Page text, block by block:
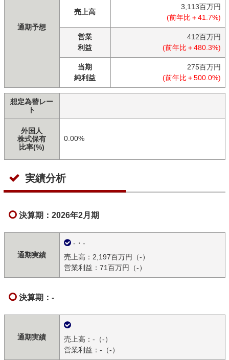
通期予想
売上高
3,113百万円
(前年比＋41.7%)
営業
利益
412百万円
(前年比＋480.3%)
当期
純利益
275百万円
(前年比＋500.0%)
想定為替レー
ト
外国人
株式保有
比率(%)
0.00%
実績分析
決算期：2026年2月期
通期実績
-・-
売上高：2,197百万円（-）
営業利益：71百万円（-）
決算期：-
通期実績
売上高：-（-）
営業利益：-（-）